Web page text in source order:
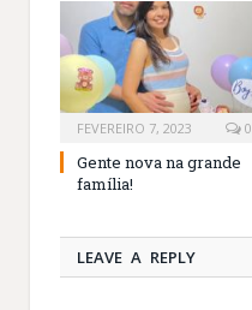
FEVEREIRO 7, 2023 0
Gente nova na grande
família!
LEAVE A REPLY